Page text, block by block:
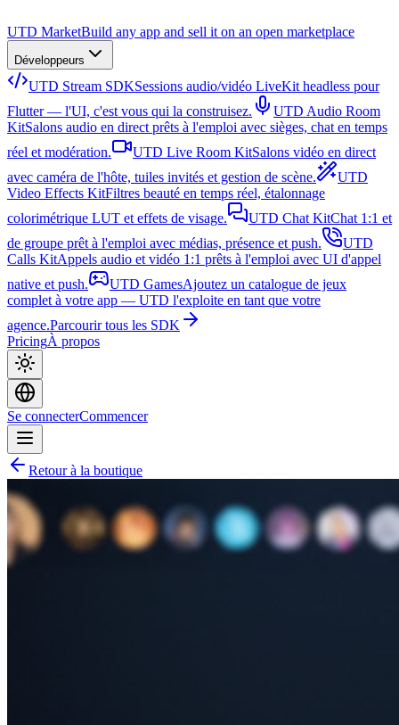
UTD MarketBuild any app and sell it on an open marketplace
Développeurs
UTD Stream SDKSessions audio/vidéo LiveKit headless pour
Flutter — l'UI, c'est vous qui la construisez.
UTD Audio Room
KitSalons audio en direct prêts à l'emploi avec sièges, chat en temps
réel et modération.
UTD Live Room KitSalons vidéo en direct
avec caméra de l'hôte, tuiles invités et gestion de scène.
UTD
Video Effects KitFiltres beauté en temps réel, étalonnage
colorimétrique LUT et effets de visage.
UTD Chat KitChat 1:1 et
de groupe prêt à l'emploi avec médias, présence et push.
UTD
Calls KitAppels audio et vidéo 1:1 prêts à l'emploi avec UI d'appel
native et push.
UTD GamesAjoutez un catalogue de jeux
complet à votre app — UTD l'exploite en tant que votre
agence.Parcourir tous les SDK
PricingÀ propos
Se connecterCommencer
Retour à la boutique